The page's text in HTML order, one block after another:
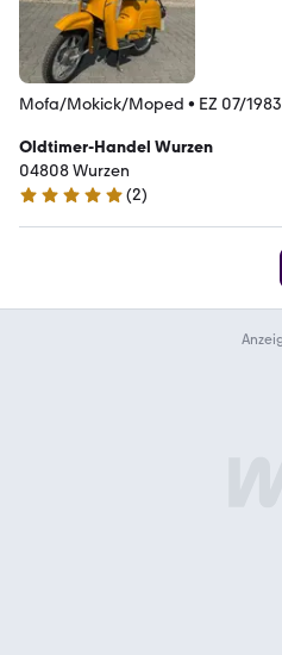
Mofa/Mokick/Moped • EZ 07/1983
Oldtimer-Handel Wurzen
04808 Wurzen
4.8 Sterne
(2)